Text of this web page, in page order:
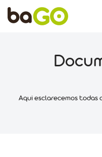
Aqui esclarecemos todas